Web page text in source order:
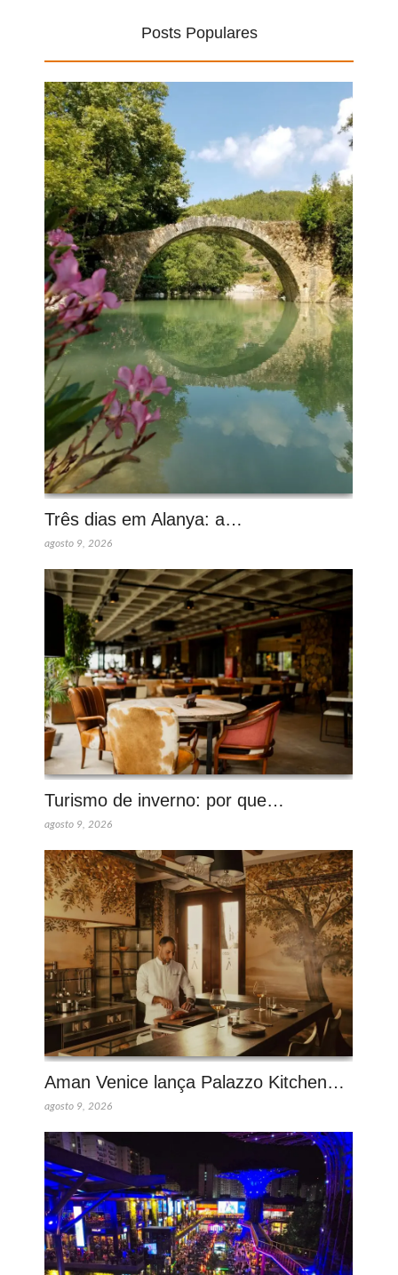
Posts Populares
Três dias em Alanya: a…
agosto 9, 2026
Turismo de inverno: por que…
agosto 9, 2026
Aman Venice lança Palazzo Kitchen…
agosto 9, 2026